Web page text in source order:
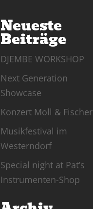
Neueste
Beiträge
DJEMBE WORKSHOP
Next Generation
Showcase
Konzert Moll & Fischer
Musikfestival im
Westerndorf
Special night at Pat’s
Instrumenten-Shop